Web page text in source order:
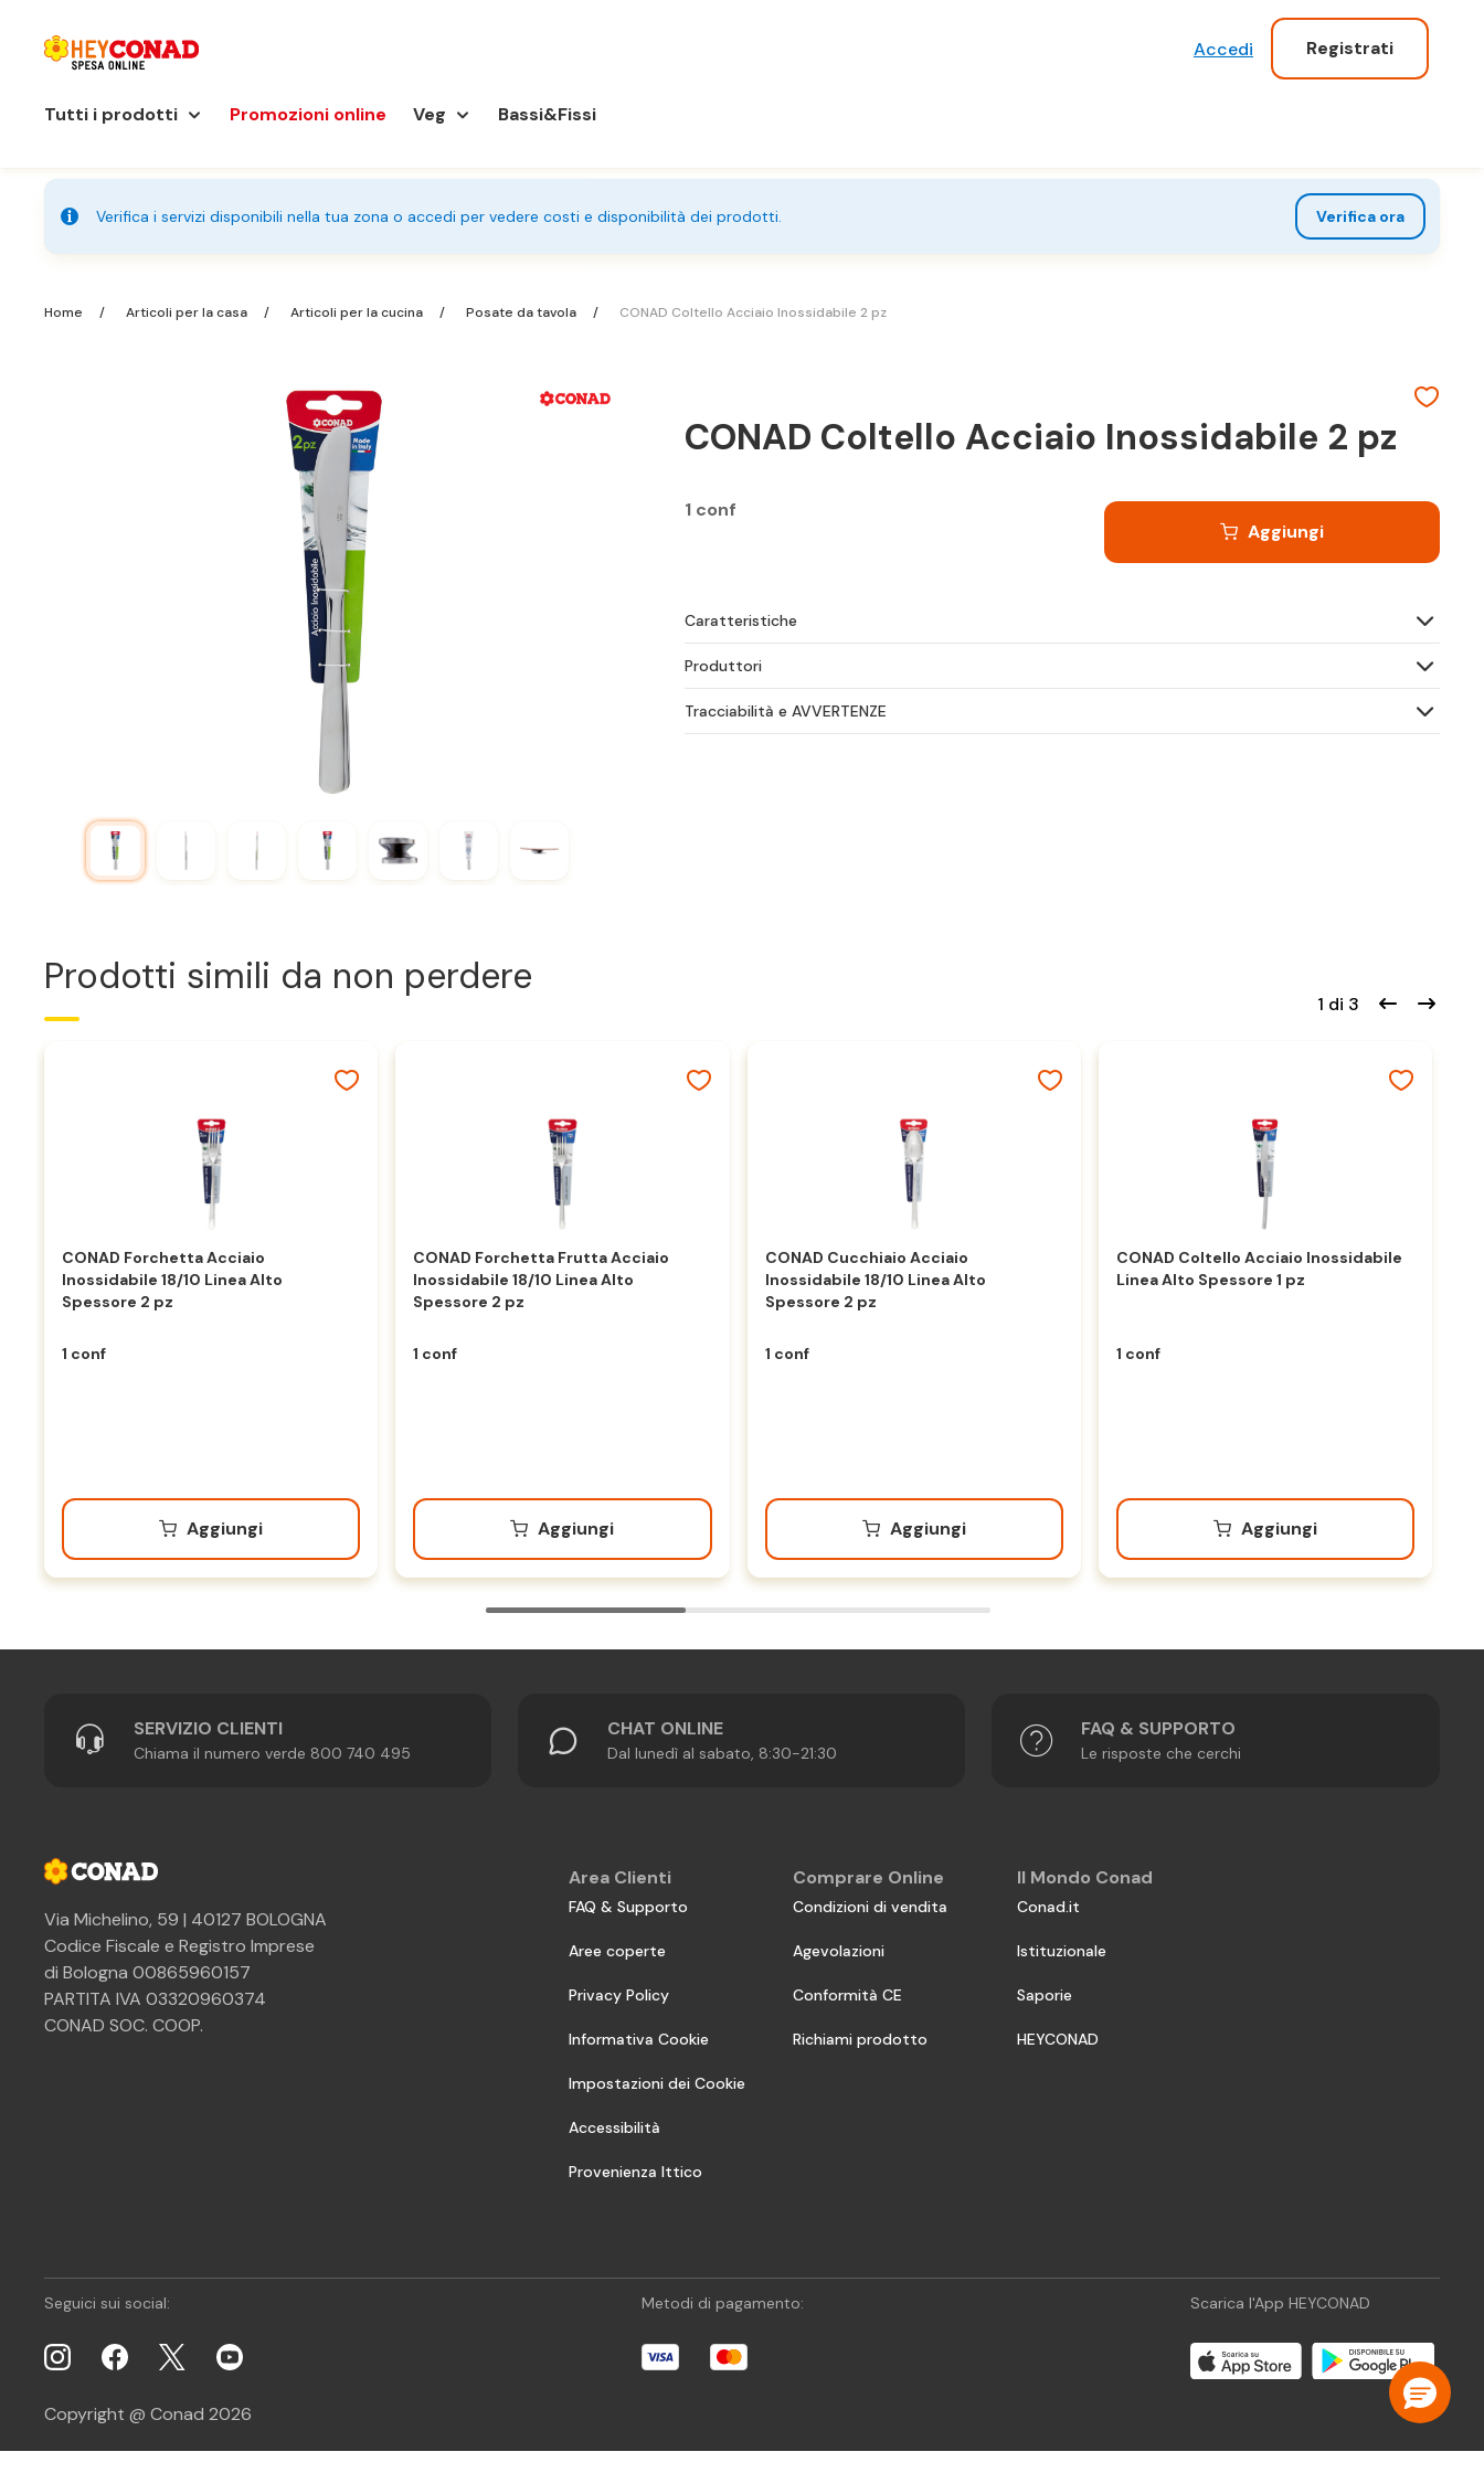
Accedi Registrati
Tutti i prodotti Promozioni online Veg Bassi&Fissi
Verifica i servizi disponibili nella tua zona o accedi per vedere costi e disponibilità dei prodotti. Verifica ora
Home Articoli per la casa Articoli per la cucina Posate da tavola CONAD Coltello Acciaio Inossidabile 2 pz
CONAD Coltello Acciaio Inossidabile 2 pz
1 conf
Aggiungi
Caratteristiche
Produttori
Tracciabilità e AVVERTENZE
Prodotti simili da non perdere
CONAD Forchetta Acciaio
Inossidabile 18/10 Linea Alto
Spessore 2 pz
1 conf
Aggiungi
CONAD Forchetta Frutta Acciaio
Inossidabile 18/10 Linea Alto
Spessore 2 pz
1 conf
Aggiungi
CONAD Cucchiaio Acciaio
Inossidabile 18/10 Linea Alto
Spessore 2 pz
1 conf
Aggiungi
CONAD Coltello Acciaio Inossidabile
Linea Alto Spessore 1 pz
1 conf
Aggiungi
1 di 3
SERVIZIO CLIENTI
Chiama il numero verde 800 740 495
CHAT ONLINE
Dal lunedì al sabato, 8:30-21:30
FAQ & SUPPORTO
Le risposte che cerchi
Via Michelino, 59 | 40127 BOLOGNA
Codice Fiscale e Registro Imprese
di Bologna 00865960157
PARTITA IVA 03320960374
CONAD SOC. COOP.
Area Clienti
FAQ & Supporto
Aree coperte
Privacy Policy
Informativa Cookie
Impostazioni dei Cookie
Accessibilità
Provenienza Ittico
Comprare Online
Condizioni di vendita
Agevolazioni
Conformità CE
Richiami prodotto
Il Mondo Conad
Conad.it
Istituzionale
Saporie
HEYCONAD
Seguici sui social: Metodi di pagamento: Scarica l'App HEYCONAD
Copyright @ Conad 2026